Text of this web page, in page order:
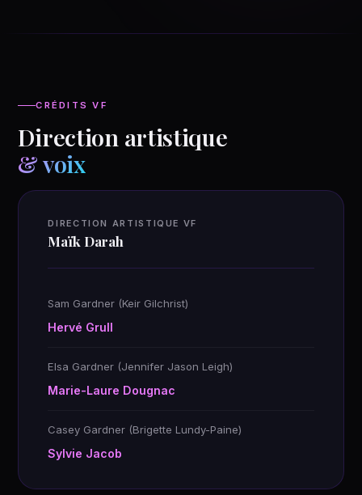
CRÉDITS VF
Direction artistique
& voix
DIRECTION ARTISTIQUE VF
Maïk Darah
Sam Gardner (Keir Gilchrist)
Hervé Grull
Elsa Gardner (Jennifer Jason Leigh)
Marie-Laure Dougnac
Casey Gardner (Brigette Lundy-Paine)
Sylvie Jacob